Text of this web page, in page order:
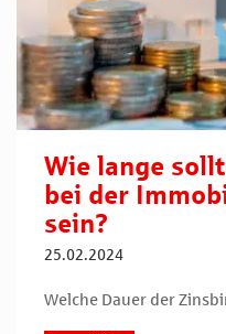
Wie lange
bei der
sein?
25.02.2024
Welche Dauer der